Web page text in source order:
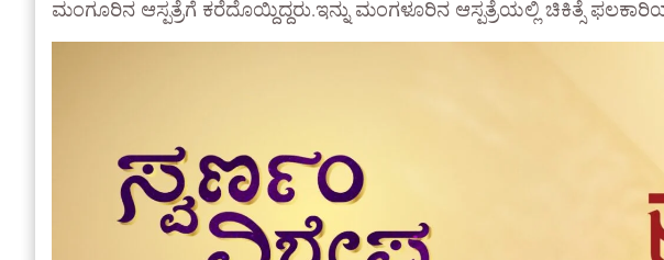
ಮಂಗೂರಿನ ಆಸ್ಪತ್ರೆಗೆ ಕರೆದೊಯ್ದಿದ್ದರು.ಇನ್ನು ಮಂಗಳೂರಿನ ಆಸ್ಪತ್ರೆಯಲ್ಲಿ ಚಿಕಿತ್ಸೆ